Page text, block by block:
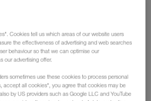
pour de nouveaux marchés
Cookies tell us which areas of our website users
the effectiveness of advertising and web searches
behaviour so that we can optimise our
our advertising offer.
sometimes use these cookies to process personal
accept all cookies", you agree that cookies may be
by US providers such as Google LLC and YouTube